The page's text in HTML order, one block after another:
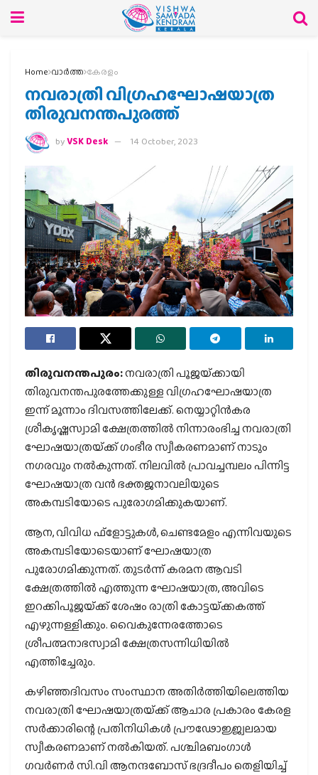
Home വാര്‍ത്ത കേരളം
നവരാത്രി വിഗ്രഹഘോഷയാത്ര
തിരുവനന്തപുരത്ത്
byVSK Desk 14 October, 2023
തിരുവനന്തപുരം:നവരാത്രി പൂജയ്‌ക്കായി
തിരുവനന്തപുരത്തേക്കുള്ള വിഗ്രഹഘോഷയാത്ര
ഇന്ന് മൂന്നാം ദിവസത്തിലേക്ക്. നെയ്യാറ്റിൻകര
ശ്രീകൃഷ്ണസ്വാമി ക്ഷേത്രത്തിൽ നിന്നാരംഭിച്ച നവരാത്രി
ഘോഷയാത്രയ്‌ക്ക് ഗംഭീര സ്വീകരണമാണ് നാടും
നഗരവും നൽകുന്നത്. നിലവിൽ പ്രാവച്ചമ്പലം പിന്നിട്ട
ഘോഷയാത്ര വൻ ഭക്തജനാവലിയുടെ
അകമ്പടിയോടെ പുരോഗമിക്കുകയാണ്.
ആന, വിവിധ ഫ്‌ളോട്ടുകൾ, ചെണ്ടമേളം എന്നിവയുടെ
അകമ്പടിയോടെയാണ് ഘോഷയാത്ര
പുരോഗമിക്കുന്നത്. തുടർന്ന് കരമന ആവടി
ക്ഷേത്രത്തിൽ എത്തുന്ന ഘോഷയാത്ര, അവിടെ
ഇറക്കിപൂജയ്‌ക്ക് ശേഷം രാത്രി കോട്ടയ്‌ക്കകത്ത്
എഴുന്നള്ളിക്കും. വൈകുന്നേരത്തോടെ
ശ്രീപത്മനാഭസ്വാമി ക്ഷേത്രസന്നിധിയിൽ
എത്തിച്ചേരും.
കഴിഞ്ഞദിവസം സംസ്ഥാന അതിർത്തിയിലെത്തിയ
നവരാത്രി ഘോഷയാത്രയ്‌ക്ക് ആചാര പ്രകാരം കേരള
സർക്കാരിന്റെ പ്രതിനിധികൾ പ്രൗഢോജ്ജ്വലമായ
സ്വീകരണമാണ് നൽകിയത്. പശ്ചിമബംഗാൾ
ഗവർണർ സി.വി ആനന്ദബോസ് ഭദ്രദീപം തെളിയിച്ച്